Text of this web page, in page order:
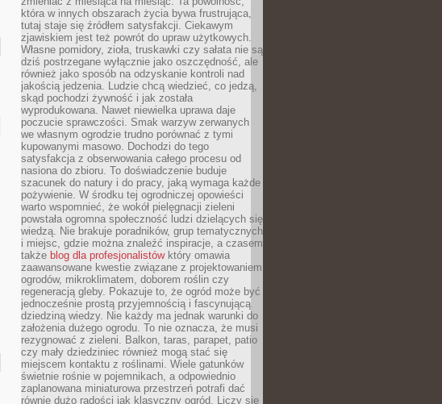
która w innych obszarach życia bywa frustrująca,
tutaj staje się źródłem satysfakcji. Ciekawym
zjawiskiem jest też powrót do upraw użytkowych.
Własne pomidory, zioła, truskawki czy sałata nie są
dziś postrzegane wyłącznie jako oszczędność, ale
również jako sposób na odzyskanie kontroli nad
jakością jedzenia. Ludzie chcą wiedzieć, co jedzą,
skąd pochodzi żywność i jak została
wyprodukowana. Nawet niewielka uprawa daje
poczucie sprawczości. Smak warzyw zerwanych
we własnym ogrodzie trudno porównać z tymi
kupowanymi masowo. Dochodzi do tego
satysfakcja z obserwowania całego procesu od
nasiona do zbioru. To doświadczenie buduje
szacunek do natury i do pracy, jaką wymaga każde
pożywienie. W środku tej ogrodniczej opowieści
warto wspomnieć, że wokół pielęgnacji zieleni
powstała ogromna społeczność ludzi dzielących się
wiedzą. Nie brakuje poradników, grup tematycznych
i miejsc, gdzie można znaleźć inspiracje, a czasem
także blog dla profesjonalistówktóry omawia
zaawansowane kwestie związane z projektowaniem
ogrodów, mikroklimatem, doborem roślin czy
regeneracją gleby. Pokazuje to, że ogród może być
jednocześnie prostą przyjemnością i fascynującą
dziedziną wiedzy. Nie każdy ma jednak warunki do
założenia dużego ogrodu. To nie oznacza, że musi
rezygnować z zieleni. Balkon, taras, parapet, patio
czy mały dziedziniec również mogą stać się
miejscem kontaktu z roślinami. Wiele gatunków
świetnie rośnie w pojemnikach, a odpowiednio
zaplanowana miniaturowa przestrzeń potrafi dać
równie dużo radości jak klasyczny ogród. Liczy się